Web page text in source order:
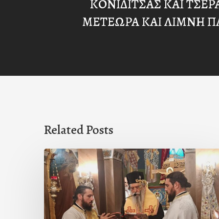
ΚΟΝΙΔΙΤΣΑΣ ΚΑΙ
ΜΕΤΕΩΡΑ ΚΑΙ ΛΙΜΝΗ
Related Posts
Ιερά
Παράκληση
στον
Ι.Ν.